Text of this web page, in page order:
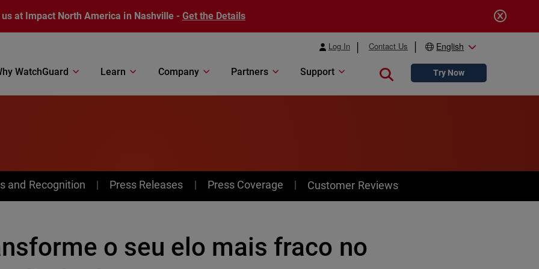
at Impact North America in Nashville - Get the Details
Log In Contact Us English
WatchGuard Learn Company Partners Support Close searchTry Now
and Recognition Press Releases Press Coverage Customer Reviews
o seu elo mais fraco no